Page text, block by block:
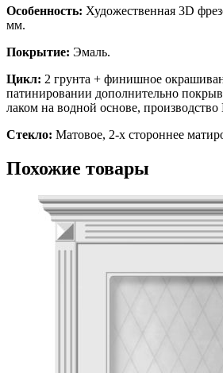
Особенность: Художественная 3D
мм.
Покрытие: Эмаль.
Цикл: 2 грунта + финишное
патинировании дополнительно
лаком на водной основе, производство
Стекло: Матовое, 2-х стороннее
Похожие товары